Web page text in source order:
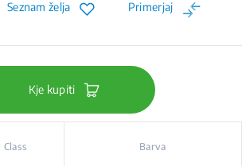
Seznam želja Primerjaj
Kje kupiti
Barva